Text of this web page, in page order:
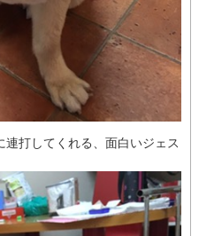
打してくれる、面白いジェス